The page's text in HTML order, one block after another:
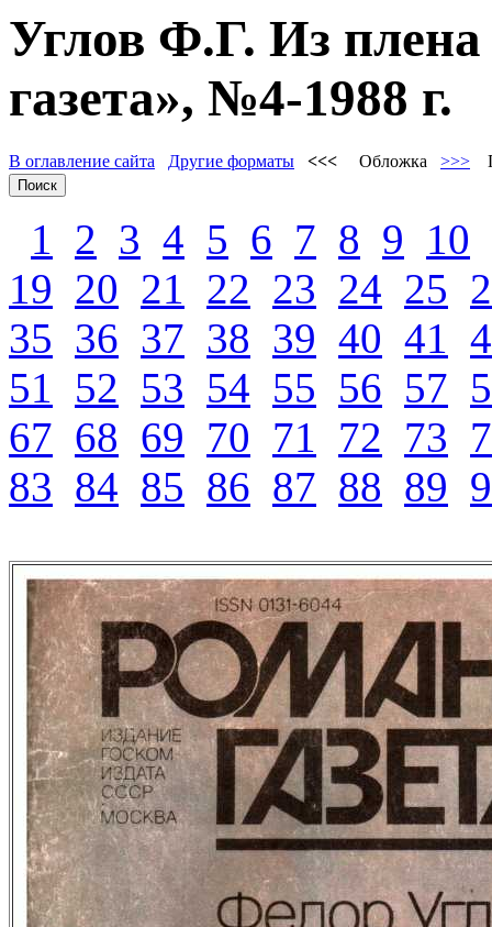
Углов Ф.Г. Из
газета», №4-1988 г.
В оглавление сайта Другие форматы <<< Обложка >>>
1 2 3 4 5 6 7 8 9 10
19 20 21 22 23 24 25
35 36 37 38 39 40 41
51
52 53 54 55 56 57
67 68 69 70 71 72 73
83 84 85 86 87 88 89